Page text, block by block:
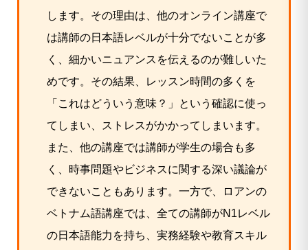
します。その理由は、他のオンライン講座で
は講師の日本語レベルが十分でないことが多
く、細かいニュアンスを伝えるのが難しいた
めです。その結果、レッスン時間の多くを
「これはどういう意味？」という確認に使っ
てしまい、ストレスがかかってしまいます。
また、他の講座では講師が学生の場合も多
く、時事問題やビジネスに関する深い議論が
できないこともあります。一方で、ロアンの
ベトナム語講座では、全ての講師がN1レベル
の日本語能力を持ち、実務経験や教育スキル